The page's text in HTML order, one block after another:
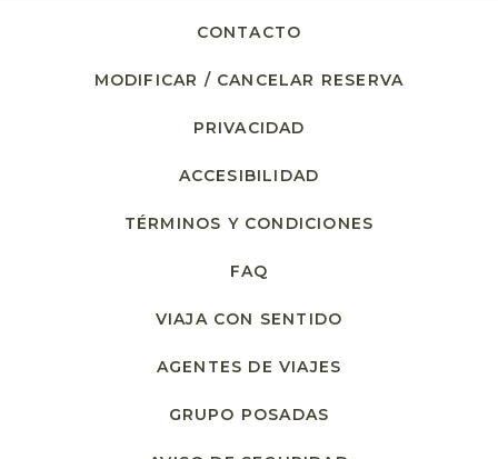
CONTACTO
MODIFICAR / CANCELAR RESERVA
PRIVACIDAD
ACCESIBILIDAD
TÉRMINOS Y CONDICIONES
FAQ
VIAJA CON SENTIDO
AGENTES DE VIAJES
GRUPO POSADAS